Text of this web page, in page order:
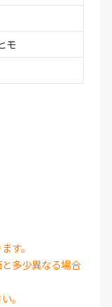
モ
す。
多少異なる場合
。